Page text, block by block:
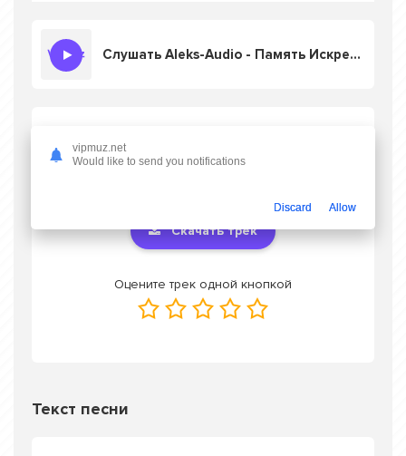
Слушать Aleks-Audio - Память Искренний (кавер)
Искренний (кавер)
онлайн бесплатно
Скачать трек
Оцените трек одной кнопкой
Текст песни
vipmuz.net
Would like to send you notifications
Discard Allow